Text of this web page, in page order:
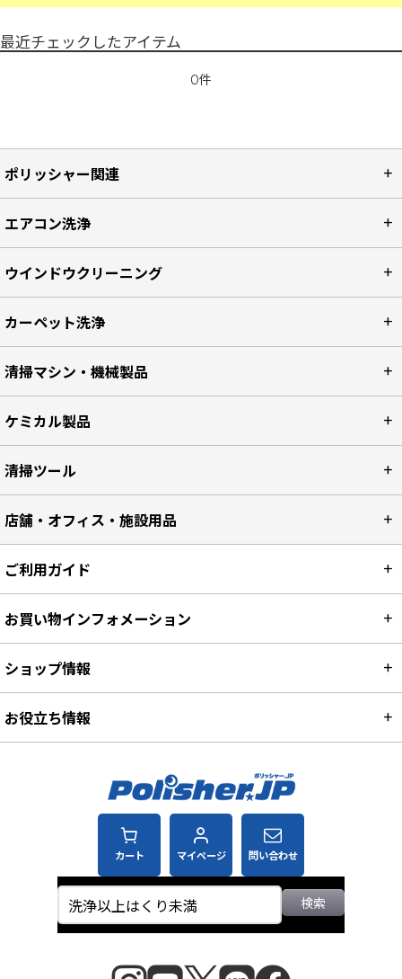
最近チェックしたアイテム
0件
ポリッシャー関連
エアコン洗浄
ウインドウクリーニング
カーペット洗浄
清掃マシン・機械製品
ケミカル製品
清掃ツール
店舗・オフィス・施設用品
カート マイページ 問い合わせ
検索
ご利用ガイド
お買い物インフォメーション
ショップ情報
お役立ち情報